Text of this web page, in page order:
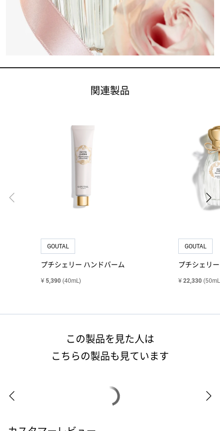
トミー ヒルフィガー
ZEGNA
関連製品
GOUTAL
プチシェリー ハンドバーム
¥ 5,390(40mL)
GOUTAL
プチシェリ
¥ 22,330
この製品を見た人は
こちらの製品も見ています